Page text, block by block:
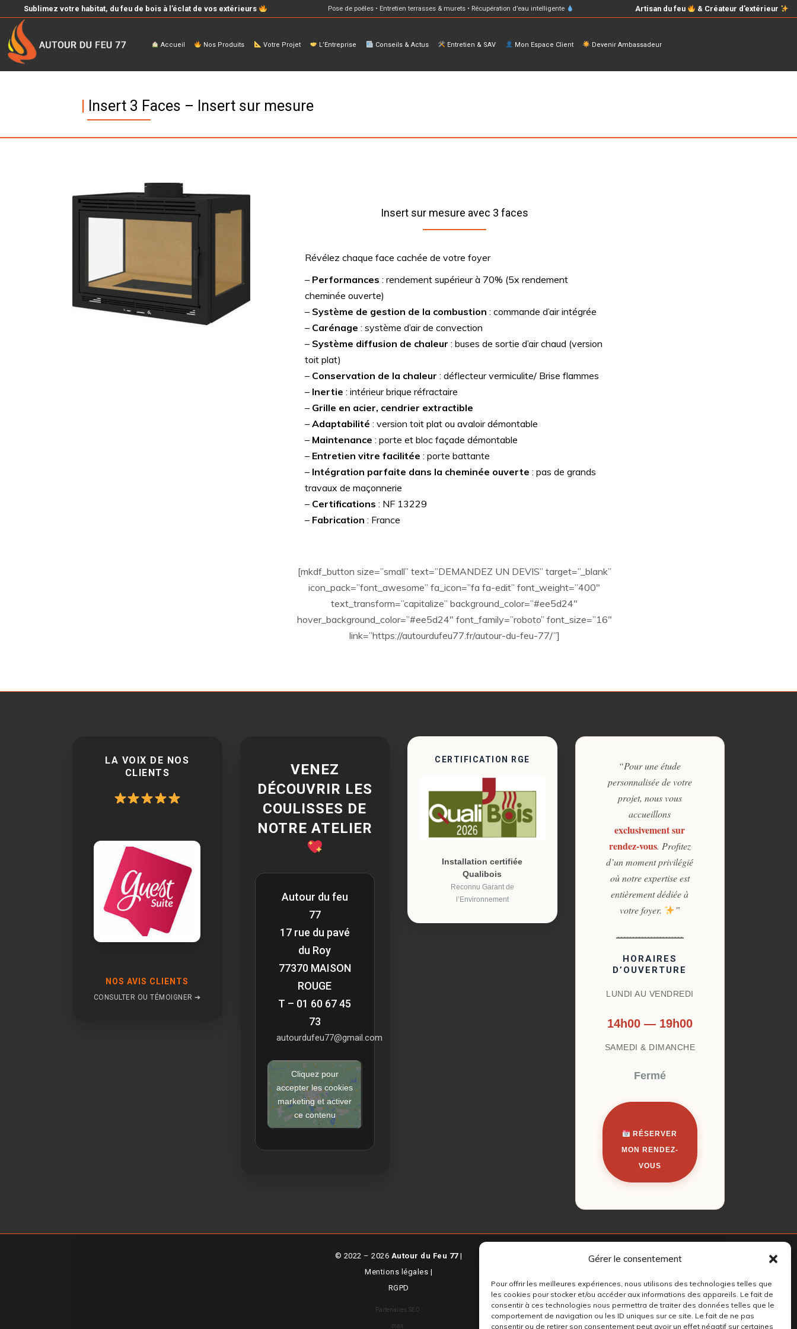
Gérer le consentement
Pour offrir les meilleures expériences, nous utilisons des technologies telles que
les cookies pour stocker et/ou accéder aux informations des appareils. Le fait de
consentir à ces technologies nous permettra de traiter des données telles que le
comportement de navigation ou les ID uniques sur ce site. Le fait de ne pas
consentir ou de retirer son consentement peut avoir un effet négatif sur certaines
Sublimez votre habitat, du feu de bois à l’éclat de vos extérieurs Pose de poêles • Entretien terrasses & murets • Récupération d’eau intelligente Artisan du feu & Créateur d’extérieur
Accueil Nos Produits Votre Projet L’Entreprise Conseils & Actus Entretien & SAV Mon Espace Client Devenir Ambassadeur
Insert 3 Faces – Insert sur mesure
Insert sur mesure avec 3 faces
Révélez chaque face cachée de votre foyer
– Performances : rendement supérieur à 70% (5x rendement
cheminée ouverte)
– Système de gestion de la combustion : commande d’air intégrée
– Carénage : système d’air de convection
– Système diffusion de chaleur : buses de sortie d’air chaud (version
toit plat)
–Conservation de la chaleur : déflecteur vermiculite/ Brise flammes
– Inertie : intérieur brique réfractaire
– Grille en acier, cendrier extractible
– Adaptabilité : version toit plat ou avaloir démontable
– Maintenance : porte et bloc façade démontable
– Entretien vitre facilitée : porte battante
– Intégration parfaite dans la cheminée ouverte : pas de grands
travaux de maçonnerie
– Certifications : NF 13229
– Fabrication : France
[mkdf_button size=”small” text=”DEMANDEZ UN DEVIS” target=”_blank”
icon_pack=”font_awesome” fa_icon=”fa fa-edit” font_weight=”400″
text_transform=”capitalize” background_color=”#ee5d24″
hover_background_color=”#ee5d24″ font_family=”roboto” font_size=”16″
link=”https://autourdufeu77.fr/autour-du-feu-77/”]
LA VOIX DE NOS
CLIENTS
NOS AVIS CLIENTS
CONSULTER OU TÉMOIGNER ➔
VENEZ
DÉCOUVRIR LES
COULISSES DE
NOTRE ATELIER
Autour du feu
77
17 rue du pavé
du Roy
77370 MAISON
ROUGE
T – 01 60 67 45
73
autourdufeu77@gmail.com
Cliquez pour
accepter les cookies
marketing et activer
ce contenu
CERTIFICATION RGE
Installation certifiée
Qualibois
Reconnu Garant de
l’Environnement
“Pour une étude
personnalisée de votre
projet, nous vous
accueillons
exclusivement sur
rendez-vous. Profitez
d’un moment privilégié
où notre expertise est
entièrement dédiée à
votre foyer.
”
HORAIRES
D’OUVERTURE
LUNDI AU VENDREDI
14h00 — 19h00
SAMEDI & DIMANCHE
Fermé
RÉSERVER
MON RENDEZ-
VOUS
© 2022 – 2026 Autour du Feu 77|
Mentions légales |
RGPD
Partenaires SEO :
max